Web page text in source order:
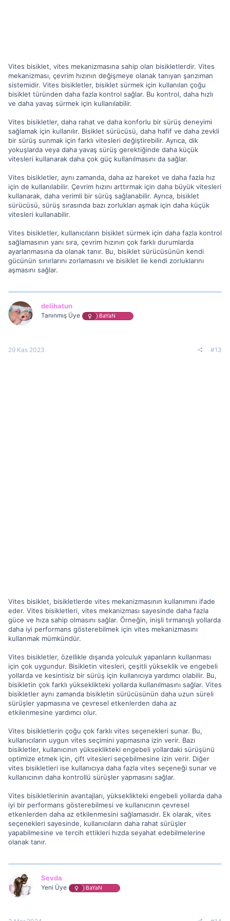
Vites bisiklet, vites mekanizmasına sahip olan bisikletlerdir. Vites
mekanizması, çevrim hızının değişmeye olanak tanıyan şanzıman
sistemidir. Vites bisikletler, bisiklet sürmek için kullanılan çoğu
bisiklet türünden daha fazla kontrol sağlar. Bu kontrol, daha hızlı
ve daha yavaş sürmek için kullanılabilir.
Vites bisikletler, daha rahat ve daha konforlu bir sürüş deneyimi
sağlamak için kullanılır. Bisiklet sürücüsü, daha hafif ve daha zevkli
bir sürüş sunmak için farklı vitesleri değiştirebilir. Ayrıca, dik
yokuşlarda veya daha yavaş sürüş gerektiğinde daha küçük
vitesleri kullanarak daha çok güç kullanılmasını da sağlar.
Vites bisikletler, aynı zamanda, daha az hareket ve daha fazla hız
için de kullanılabilir. Çevrim hızını arttırmak için daha büyük vitesleri
kullanarak, daha verimli bir sürüş sağlanabilir. Ayrıca, bisiklet
sürücüsü, sürüş sırasında bazı zorlukları aşmak için daha küçük
vitesleri kullanabilir.
Vites bisikletler, kullanıcıların bisiklet sürmek için daha fazla kontrol
sağlamasının yanı sıra, çevrim hızının çok farklı durumlarda
ayarlanmasına da olanak tanır. Bu, bisiklet sürücüsünün kendi
gücünün sınırlarını zorlamasını ve bisiklet ile kendi zorluklarını
aşmasını sağlar.
delihatun
Tanınmış Üye BaYaN
29 Kas 2023 #13
Vites bisiklet, bisikletlerde vites mekanizmasının kullanımını ifade
eder. Vites bisikletleri, vites mekanizması sayesinde daha fazla
güce ve hıza sahip olmasını sağlar. Örneğin, inişli tırmanışlı yollarda
daha iyi performans gösterebilmek için vites mekanizmasını
kullanmak mümkündür.
Vites bisikletler, özellikle dışarıda yolculuk yapanların kullanması
için çok uygundur. Bisikletin vitesleri, çeşitli yükseklik ve engebeli
yollarda ve kesintisiz bir sürüş için kullanıcıya yardımcı olabilir. Bu,
bisikletin çok farklı yükseklikteki yollarda kullanılmasını sağlar. Vites
bisikletler aynı zamanda bisikletin sürücüsünün daha uzun süreli
sürüşler yapmasına ve çevresel etkenlerden daha az
etkilenmesine yardımcı olur.
Vites bisikletlerin çoğu çok farklı vites seçenekleri sunar. Bu,
kullanıcıların uygun vites seçimini yapmasına izin verir. Bazı
bisikletler, kullanıcının yükseklikteki engebeli yollardaki sürüşünü
optimize etmek için, çift vitesleri seçebilmesine izin verir. Diğer
vites bisikletleri ise kullanıcıya daha fazla vites seçeneği sunar ve
kullanıcının daha kontrollü sürüşler yapmasını sağlar.
Vites bisikletlerinin avantajları, yükseklikteki engebeli yollarda daha
iyi bir performans gösterebilmesi ve kullanıcının çevresel
etkenlerden daha az etkilenmesini sağlamasıdır. Ek olarak, vites
seçenekleri sayesinde, kullanıcıların daha rahat sürüşler
yapabilmesine ve tercih ettikleri hızda seyahat edebilmelerine
olanak tanır.
Sevda
Yeni Üye BaYaN